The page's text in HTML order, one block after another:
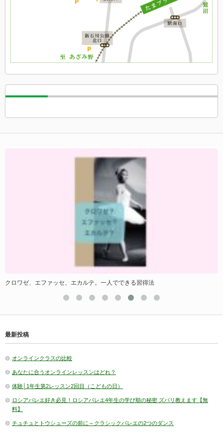
クロワゼ、エファッセ、エカルテ。一人でできる習得法
最新投稿
オンラインクラスの比較
あなたに合うオンラインレッスンはどれ？
体験│1年生第2レッスン2回目（こどもの日）
ロシアバレエ好き必見！ロシアバレエ4年生の学び順の秘密 ズバリ教えます【無
料】
チュチュとトウシューズの前に～クラシックバレエの2つのダンス